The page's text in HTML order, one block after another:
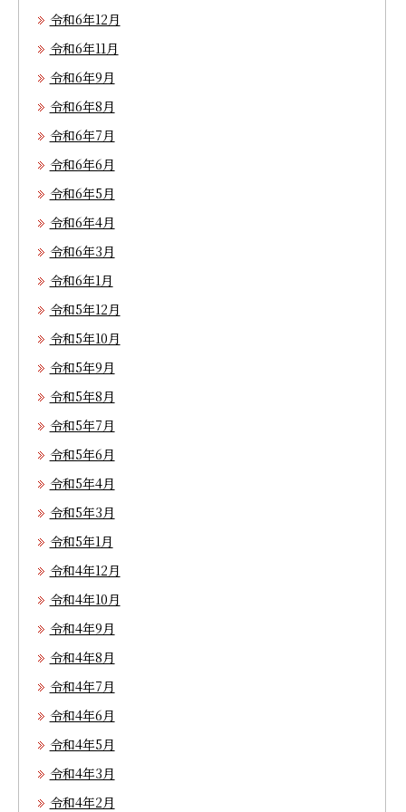
令和6年12月
令和6年11月
令和6年9月
令和6年8月
令和6年7月
令和6年6月
令和6年5月
令和6年4月
令和6年3月
令和6年1月
令和5年12月
令和5年10月
令和5年9月
令和5年8月
令和5年7月
令和5年6月
令和5年4月
令和5年3月
令和5年1月
令和4年12月
令和4年10月
令和4年9月
令和4年8月
令和4年7月
令和4年6月
令和4年5月
令和4年3月
令和4年2月